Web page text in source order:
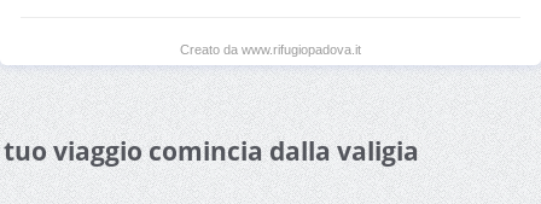
Creato da www.rifugiopadova.it
viaggio comincia dalla valigia